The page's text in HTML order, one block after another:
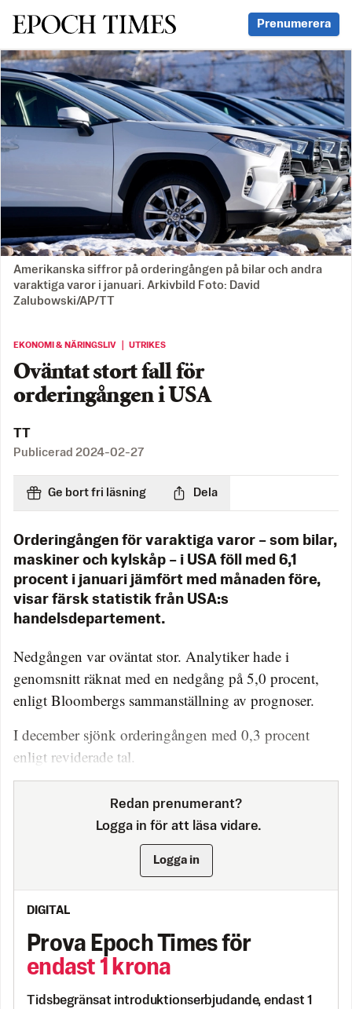
Svenska Epoch Times Prenumerera
Amerikanska siffror på orderingången på bilar och andra
varaktiga varor i januari. Arkivbild Foto: David
Zalubowski/AP/TT
EKONOMI & NÄRINGSLIV ｜ UTRIKES
Oväntat stort fall för
orderingången i USA
TT
Publicerad 2024-02-27
Ge bort fri läsning Dela
Orderingången för varaktiga varor – som bilar,
maskiner och kylskåp – i USA föll med 6,1
procent i januari jämfört med månaden före,
visar färsk statistik från USA:s
handelsdepartement.
Nedgången var oväntat stor. Analytiker hade i
genomsnitt räknat med en nedgång på 5,0 procent,
enligt Bloombergs sammanställning av prognoser.
I december sjönk orderingången med 0,3 procent
enligt reviderade tal.
Redan prenumerant?
Logga in för att läsa vidare.
Logga in
DIGITAL
Prova Epoch Times för
endast 1 krona
Tidsbegränsat introduktionserbjudande, endast 1